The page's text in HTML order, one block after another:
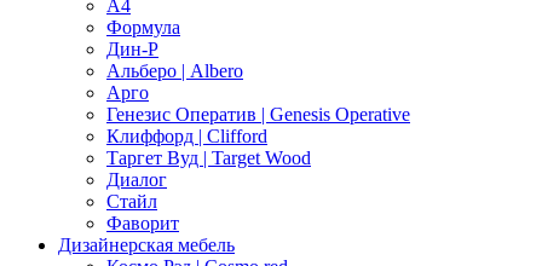
А4
Формула
Дин-Р
Альберо | Albero
Арго
Генезис Оператив | Genesis Operative
Клиффорд | Clifford
Таргет Вуд | Target Wood
Диалог
Стайл
Фаворит
Дизайнерская мебель